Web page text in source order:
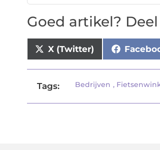
Goed artikel?
X (Twitter)
Tags: Bedrijven ,